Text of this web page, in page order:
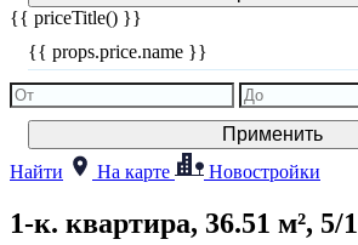
{{ priceTitle() }}
{{ props.price.name }}
Применить
Найти
На карте Новостройки
1-к. квартира, 36.51 м², 5/